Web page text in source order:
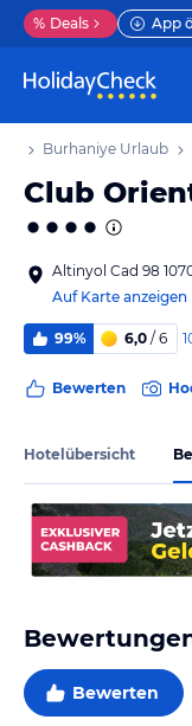
% Deals App
Burhaniye Urlaub
Club
Altinyol Cad 98
Auf Karte anzeigen
99% 6,0 / 6
Bewerten
Hotelübersicht
Bewerten